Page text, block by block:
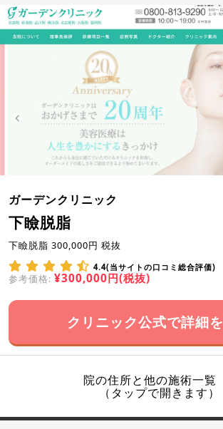
ガーデンクリニック
下瞼脱脂
下瞼脱脂 300,000円 税抜
4.4(当サイトの口コミ総合評価)
参考価格: ¥300,000円(税抜)
クリニック公式で詳細
院の住所と他の施術一覧
（タップで開きます）